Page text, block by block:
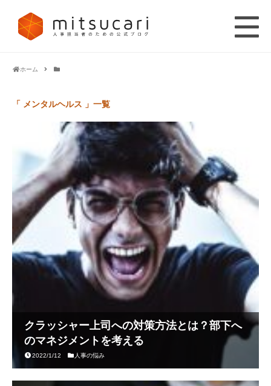
ホーム
「 メンタルヘルス 」一覧
クラッシャー上司への対策方法とは？部下へ
のマネジメントを考える
2022/1/12 人事の悩み